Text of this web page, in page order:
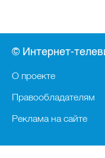
© Интернет-
О проекте
Правообладателям
Реклама на сайте